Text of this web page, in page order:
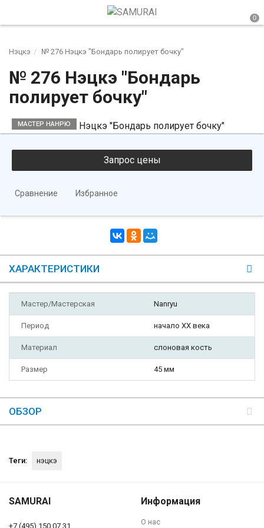
Нэцкэ № 276 Нэцкэ "Бондарь полирует бочку"
№ 276 Нэцкэ "Бондарь
полирует бочку"
МАСТЕР НАНРЮ
Сравнение Избранное
ХАРАКТЕРИСТИКИ
Мастер/Мастерская Nanryu
Период начало XX века
Материал слоновая кость
Размер 45 мм
ОБЗОР
Теги: нэцкэ
SAMURAI
+7 (495) 150 07 31
Информация
О нас